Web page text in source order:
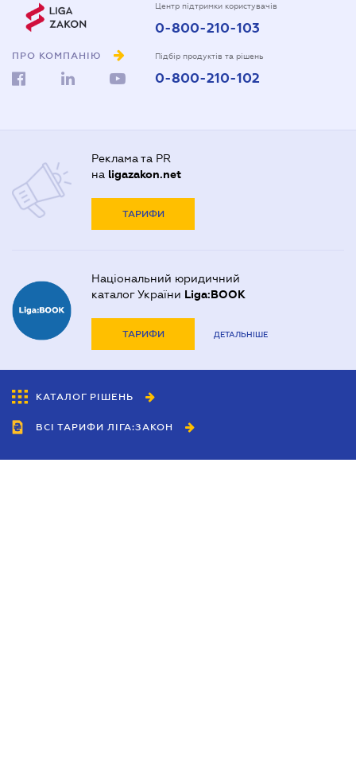
ПРО КОМПАНІЮ
Центр підтримки користувачів
0-800-210-103
Підбір продуктів та рішень
0-800-210-102
Реклама та PR
на ligazakon.net
ТАРИФИ
Національний юридичний
каталог України Liga:BOOK
ТАРИФИ ДЕТАЛЬНІШЕ
КАТАЛОГ РІШЕНЬ
ВСІ ТАРИФИ ЛІГА:ЗАКОН